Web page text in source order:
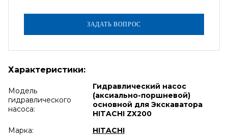
Характеристики:
Модель
гидравлического
насоса:
Гидравлический насос
(аксиально-поршневой)
основной для Экскаватора
HITACHI ZX200
Марка:
HITACHI